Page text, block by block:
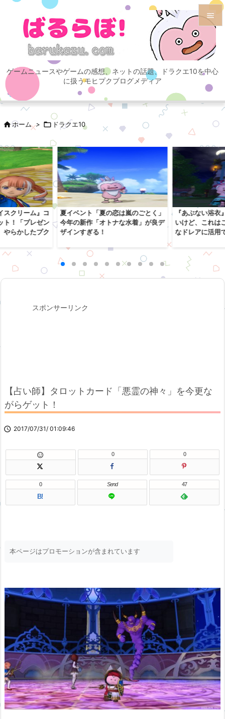
ゲームニュースやゲームの感想、ネットの話題、ドラクエ10を中心
に扱うモヒプクブログメディア

メニュ

サイド

次へ
検索
ホーム >  ドラクエ10
スクリーム』コ
ト！「プレゼン
やらかしたプク
夏イベント「夏の恋は嵐のごとく」
今年の新作「オトナな水着」が良デ
ザインすぎる！
『あぶない浴
いけど、これは
なドレアに活用
スポンサーリンク
【占い師】タロットカード「悪霊の神々」を今更な
がらゲット！
 2017/07/31/ 01:09:46
 0 0
B!
0 Send 47
本ページはプロモーションが含まれています